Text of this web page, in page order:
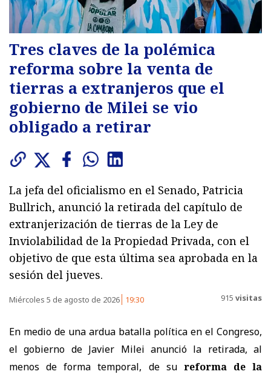
Tres claves de la polémica
reforma sobre la venta de
tierras a extranjeros que el
gobierno de Milei se vio
obligado a retirar
La jefa del oficialismo en el Senado, Patricia
Bullrich, anunció la retirada del capítulo de
extranjerización de tierras de la Ley de
Inviolabilidad de la Propiedad Privada, con el
objetivo de que esta última sea aprobada en la
sesión del jueves.
Miércoles 5 de agosto de 2026 19:30 915 visitas
En medio de una ardua batalla política en el Congreso,
el gobierno de Javier Milei anunció la retirada, al
menos de forma temporal, de su reforma de la